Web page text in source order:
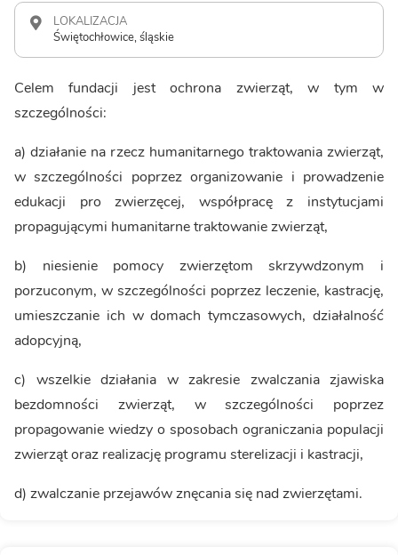
LOKALIZACJA
Świętochłowice, śląskie
Celem fundacji jest ochrona zwierząt, w tym w
szczególności:
a) działanie na rzecz humanitarnego traktowania zwierząt,
w szczególności poprzez organizowanie i prowadzenie
edukacji pro zwierzęcej, współpracę z instytucjami
propagującymi humanitarne traktowanie zwierząt,
b) niesienie pomocy zwierzętom skrzywdzonym i
porzuconym, w szczególności poprzez leczenie, kastrację,
umieszczanie ich w domach tymczasowych, działalność
adopcyjną,
c) wszelkie działania w zakresie zwalczania zjawiska
bezdomności zwierząt, w szczególności poprzez
propagowanie wiedzy o sposobach ograniczania populacji
zwierząt oraz realizację programu sterelizacji i kastracji,
d) zwalczanie przejawów znęcania się nad zwierzętami.